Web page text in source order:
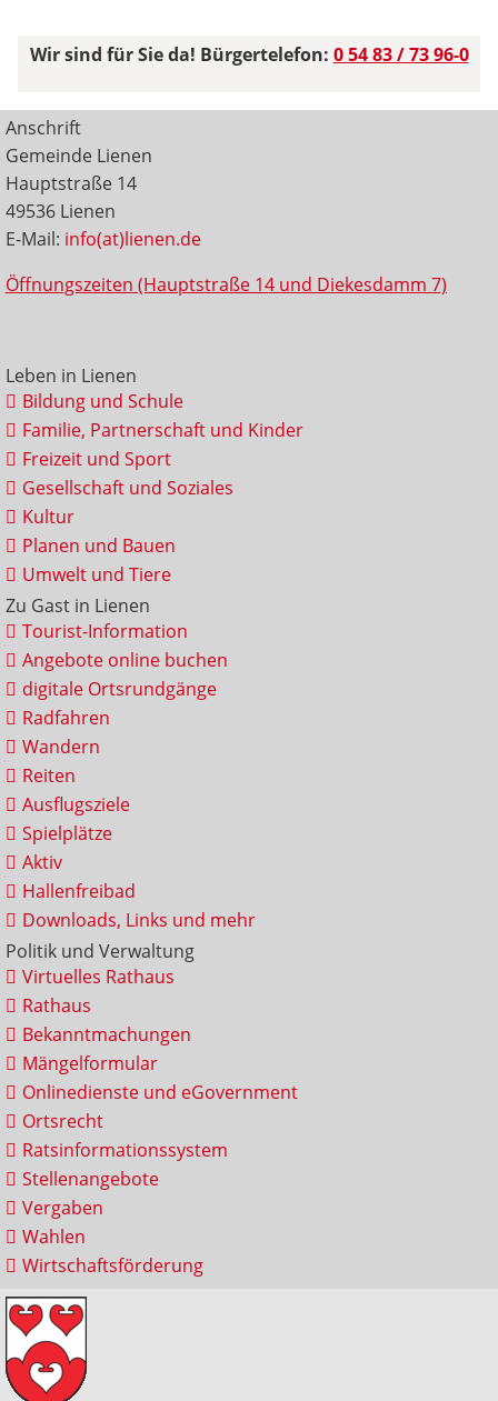
Wir sind für Sie da! Bürgertelefon: 0 54 83 / 73 96-0
Anschrift
Gemeinde Lienen
Hauptstraße 14
49536 Lienen
E-Mail: info(at)lienen.de
Öffnungszeiten (Hauptstraße 14 und Diekesdamm 7)
Leben in Lienen
Bildung und Schule
Familie, Partnerschaft und Kinder
Freizeit und Sport
Gesellschaft und Soziales
Kultur
Planen und Bauen
Umwelt und Tiere
Zu Gast in Lienen
Tourist-Information
Angebote online buchen
digitale Ortsrundgänge
Radfahren
Wandern
Reiten
Ausflugsziele
Spielplätze
Aktiv
Hallenfreibad
Downloads, Links und mehr
Politik und Verwaltung
Virtuelles Rathaus
Rathaus
Bekanntmachungen
Mängelformular
Onlinedienste und eGovernment
Ortsrecht
Ratsinformationssystem
Stellenangebote
Vergaben
Wahlen
Wirtschaftsförderung